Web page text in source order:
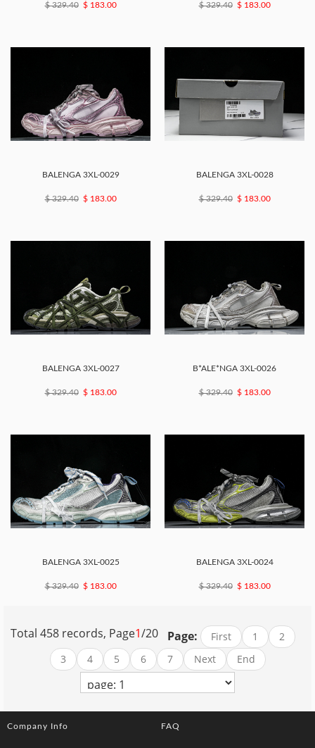
$ 329.40 $ 183.00 $ 329.40 $ 183.00
BALENGA 3XL-0029
$ 329.40 $ 183.00
BALENGA 3XL-0028
$ 329.40 $ 183.00
BALENGA 3XL-0027
$ 329.40 $ 183.00
B*ALE*NGA 3XL-0026
$ 329.40 $ 183.00
BALENGA 3XL-0025
$ 329.40 $ 183.00
BALENGA 3XL-0024
$ 329.40 $ 183.00
Page:
Total 458 records, Page1/20 First 1
2
3
4 5 6 7 Next End
Company Info FAQ